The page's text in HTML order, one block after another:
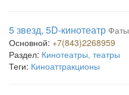
5 звезд, 5D-кинотеатр
Основной: +7(843)2268959
Раздел: Кинотеатры, театры
Теги: Киноаттракционы